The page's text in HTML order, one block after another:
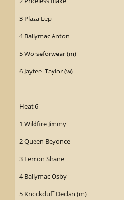
3 Plaza Lep
4 Ballymac Anton
5 Worseforwear (m)
6 Jaytee Taylor (w)
Heat 6
1 Wildfire Jimmy
2 Queen Beyonce
3 Lemon Shane
4 Ballymac Osby
5 Knockduff Declan (m)